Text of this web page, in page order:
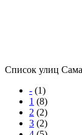
Список улиц
- (1)
1 (8)
2 (2)
3 (2)